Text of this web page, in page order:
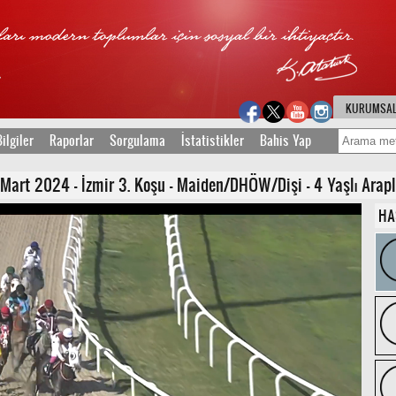
KURUMSAL
Raporlar Sorgulama İstatistikler Bahis Yap
Mart 2024 - İzmir 3. Koşu - Maiden/DHÖW/Dişi - 4 Yaşlı